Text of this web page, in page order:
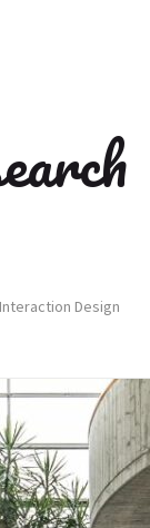
Design